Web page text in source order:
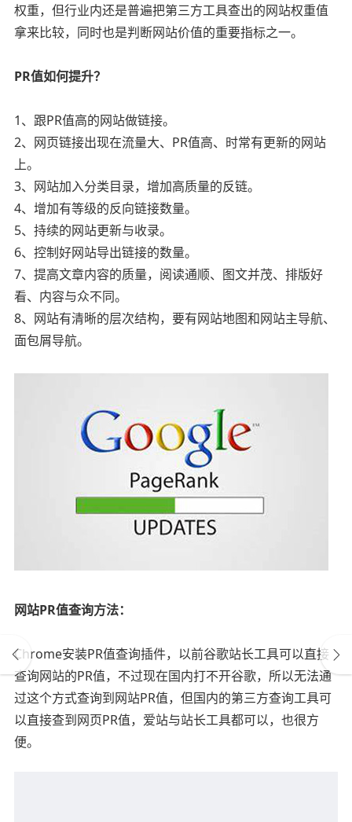
权重，但行业内还是普遍把第三方工具查出的网站权重值
拿来比较，同时也是判断网站价值的重要指标之一。
PR值如何提升？
1、跟PR值高的网站做链接。
2、网页链接出现在流量大、PR值高、时常有更新的网站
上。
3、网站加入分类目录，增加高质量的反链。
4、增加有等级的反向链接数量。
5、持续的网站更新与收录。
6、控制好网站导出链接的数量。
7、提高文章内容的质量，阅读通顺、图文并茂、排版好
看、内容与众不同。
8、网站有清晰的层次结构，要有网站地图和网站主导航、
面包屑导航。
网站PR值查询方法：
Chrome安装PR值查询插件，以前谷歌站长工具可以直接
查询网站的PR值，不过现在国内打不开谷歌，所以无法通
过这个方式查询到网站PR值，但国内的第三方查询工具可
以直接查到网页PR值，爱站与站长工具都可以，也很方
便。